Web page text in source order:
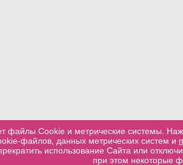
файлы Cookie и метрические системы.
файлов, данных метрических систем и
использование Сайта или
при этом некоторые